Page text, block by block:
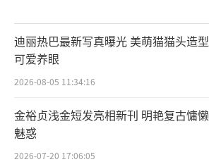
迪丽热巴最新写真曝光 美萌猫猫头造型
可爱养眼
2026-08-05 11:34:16
金裕贞浅金短发亮相新刊 明艳复古慵懒
魅惑
2026-07-20 17:06:05